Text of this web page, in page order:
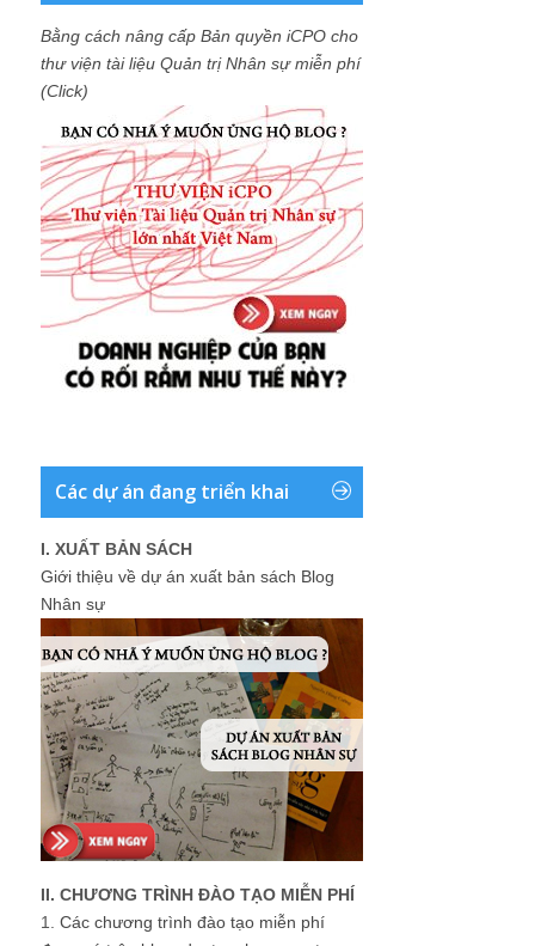
Bằng cách nâng cấp Bản quyền iCPO cho
thư viện tài liệu Quản trị Nhân sự miễn phí
(Click)
Các dự án đang triển khai
I. XUẤT BẢN SÁCH
Giới thiệu về dự án xuất bản sách Blog
Nhân sự
II. CHƯƠNG TRÌNH ĐÀO TẠO MIỄN PHÍ
1. Các chương trình đào tạo miễn phí